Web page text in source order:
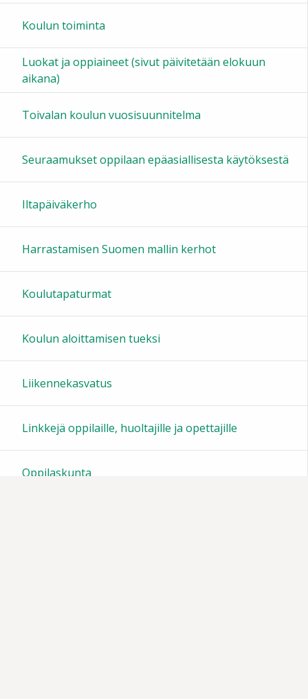
14:00
15:00
16:00
20:00
21:00
Koulun toiminta
Luokat ja oppiaineet (sivut päivitetään elokuun
aikana)
Toivalan koulun vuosisuunnitelma
Seuraamukset oppilaan epäasiallisesta käytöksestä
Iltapäiväkerho
Harrastamisen Suomen mallin kerhot
Koulutapaturmat
Koulun aloittamisen tueksi
Liikennekasvatus
Linkkejä oppilaille, huoltajille ja opettajille
Oppilaskunta